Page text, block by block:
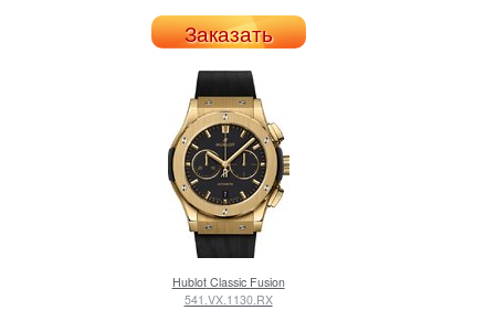
Заказать
HublotClassic Fusion
541.VX.1130.RX